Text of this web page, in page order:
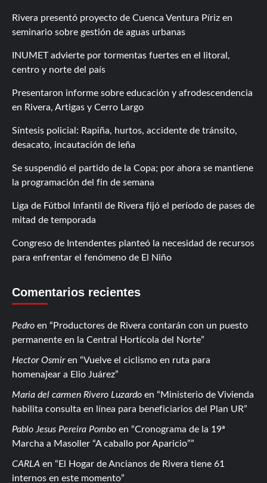
Rivera presentó proyecto de Cuenca Ventura Píriz en
seminario sobre gestión de aguas urbanas
INUMET advierte por tormentas fuertes en el litoral,
centro y norte del país
Presentaron informe sobre educación y afrodescendencia
en Rivera, Artigas y Cerro Largo
Síntesis policial: Rapiña, hurtos, accidente de tránsito,
desacato, incautación de leña
Se suspendió el partido de la Copa; por ahora se mantiene
la programación del fin de semana
Liga de Fútbol Infantil de Rivera fijó el período de pases de
mitad de temporada
Congreso de Intendentes planteó la necesidad de recursos
para enfrentar el fenómeno de El Niño
Comentarios recientes
Pedro en
Productores de Rivera contarán con un puesto
permanente en la Central Hortícola del Norte
Hector Osmiren
Vuelve el ciclismo en ruta para
homenajear a Elio Juárez
Maria del carmen Rivero Luzardo en
Ministerio de Vivienda
habilita consulta en línea para beneficiarios del Plan UR
Pablo Jesus Pereira Pombo en
Cronograma de la 19ª
Marcha a Masoller “A caballo por Aparicio”
CARLA en
El Hogar de Ancianos de Rivera tiene 61
internos en este momento